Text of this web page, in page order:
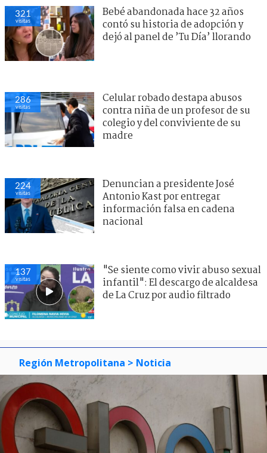
321
visitas
Bebé abandonada hace 32 años
contó su historia de adopción y
dejó al panel de ’Tu Día’ llorando
286
visitas
Celular robado destapa abusos
contra niña de un profesor de su
colegio y del conviviente de su
madre
224
visitas
Denuncian a presidente José
Antonio Kast por entregar
información falsa en cadena
nacional
137
visitas
"Se siente como vivir abuso sexual
infantil": El descargo de alcaldesa
de La Cruz por audio filtrado
Región Metropolitana > Noticia